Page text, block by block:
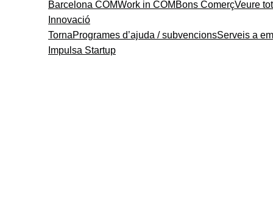
Barcelona COMWork in COM Bons ComerçVeure tot
Innovació
TornaProgrames d’ajuda / subvencionsServeis a
Impulsa Startup